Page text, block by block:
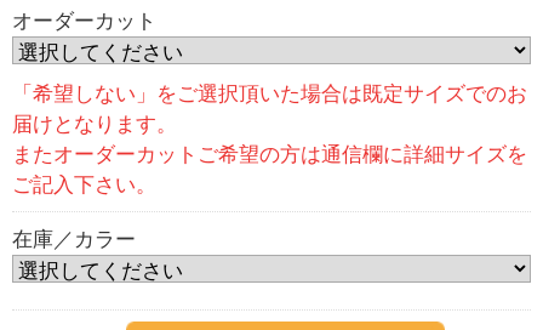
オーダーカット
「希望しない」をご選択頂いた場合は既定サイズでのお
届けとなります。
またオーダーカットご希望の方は通信欄に詳細サイズを
ご記入下さい。
在庫／カラー